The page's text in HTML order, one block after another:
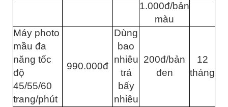
1.000đ/bản
màu
Máy photo
mầu đa
năng tốc
độ
45/55/60
trang/phút
990.000đ
Dùng
bao
nhiêu
trả
bấy
nhiêu
200đ/bản
đen
12
tháng